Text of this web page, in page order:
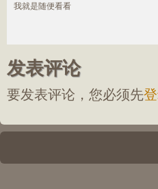
我就是随便看看
发表评论
要发表评论，您必须先